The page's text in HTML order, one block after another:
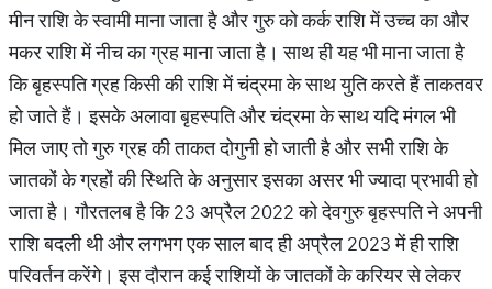
मीन राशि के स्वामी माना जाता है और गुरु को कर्क राशि में उच्च का और
मकर राशि में नीच का ग्रह माना जाता है। साथ ही यह भी माना जाता है
कि बृहस्पति ग्रह किसी की राशि में चंद्रमा के साथ युति करते हैं ताकतवर
हो जाते हैं। इसके अलावा बृहस्पति और चंद्रमा के साथ यदि मंगल भी
मिल जाए तो गुरु ग्रह की ताकत दोगुनी हो जाती है और सभी राशि के
जातकों के ग्रहों की स्थिति के अनुसार इसका असर भी ज्यादा प्रभावी हो
जाता है। गौरतलब है कि 23 अप्रैल 2022 को देवगुरु बृहस्पति ने अपनी
राशि बदली थी और लगभग एक साल बाद ही अप्रैल 2023 में ही राशि
परिवर्तन करेंगे। इस दौरान कई राशियों के जातकों के करियर से लेकर